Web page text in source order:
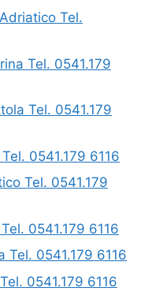
Tel.
Tel. 0541.179
Tel. 0541.179
0541.179 6116
Tel. 0541.179
0541.179 6116
Tel. 0541.179 6116
0541.179 6116